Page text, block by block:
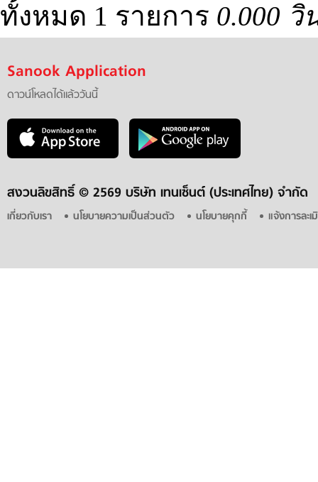
ทั้งหมด 1 รายการ 0.000 วิ
Sanook Application
ดาวน์โหลดได้แล้ววันนี้
สงวนลิขสิทธิ์ © 2569 บริษัท เทนเซ็นต์ (ประเทศไทย) จำกัด
เกี่ยวกับเรา นโยบายความเป็นส่วนตัว นโยบายคุกกี้ แจ้งการละ